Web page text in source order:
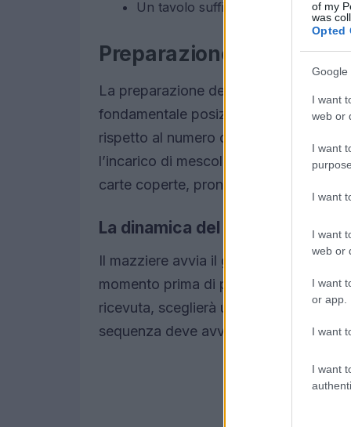
of my
was
Opted
Google
I want
web or
I want
I want
I want
web or
I want
or app.
I want
I want
Un tavolo sufficientemente
Preparazione del gioco
La preparazione del gioco inizia
fondamentale posizionare i cucchiai al
rispetto al numero di partecipanti. È
l’incarico di mescolare il mazzo e
carte coperte, pronte per essere
La dinamica del gioco
Il mazziere avvia il gioco pescando
momento prima di passarne una a
ricevuta, sceglierà una da tenere e
sequenza deve avvenire in modo